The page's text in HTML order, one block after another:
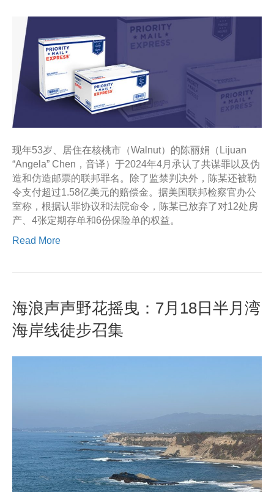
现年53岁、居住在核桃市（Walnut）的陈丽娟（Lijuan
“Angela” Chen，音译）于2024年4月承认了共谋罪以及伪
造和仿造邮票的联邦罪名。除了监禁判决外，陈某还被勒
令支付超过1.58亿美元的赔偿金。据美国联邦检察官办公
室称，根据认罪协议和法院命令，陈某已放弃了对12处房
产、4张定期存单和6份保险单的权益。
Read More
海浪声声野花摇曳：7月18日半月湾
海岸线徒步召集